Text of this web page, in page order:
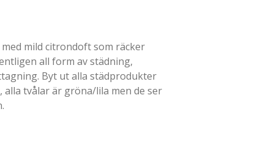
mild citrondoft som räcker
all form av städning,
Byt ut alla städprodukter
alla tvålar är gröna/lila men de ser